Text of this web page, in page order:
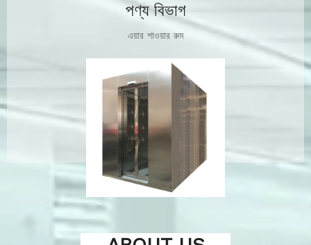
পণ্য বিভাগ
এয়ার শাওয়ার রুম